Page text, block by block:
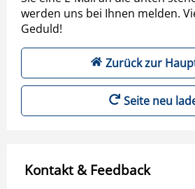
werden uns bei Ihnen melden.
Geduld!
Zurück zur
Seite neu
Kontakt & Feedback